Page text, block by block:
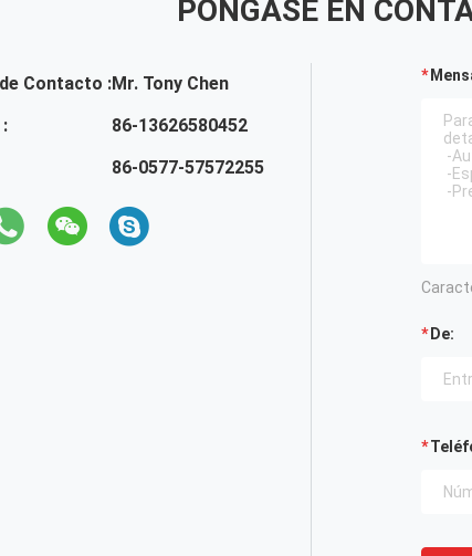
PÓNGASE EN
Contacto :Mr. Tony Chen
86-13626580452
86-0577-57572255
De: